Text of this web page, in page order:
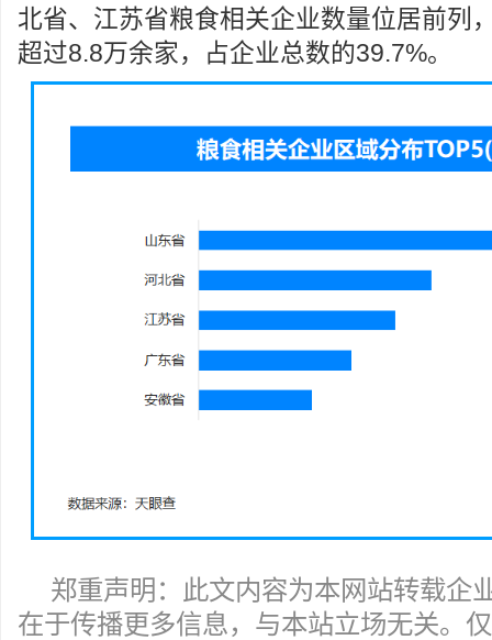
北省、江苏省粮食相关企业数量位居前列
超过8.8万余家，占企业总数的39.7%。
郑重声明：此文内容为本网站转载企
在于传播更多信息，与本站立场无关。